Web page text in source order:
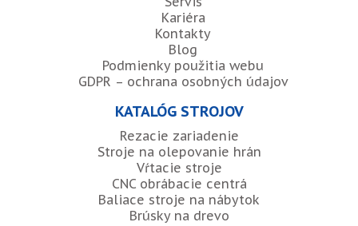
Kariéra
Kontakty
Blog
Podmienky použitia webu
GDPR – ochrana osobných údajov
KATALÓG STROJOV
Rezacie zariadenie
Stroje na olepovanie hrán
Vŕtacie stroje
CNC obrábacie centrá
Baliace stroje na nábytok
Brúsky na drevo